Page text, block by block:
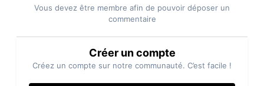
Vous devez être membre afin de pouvoir déposer un
commentaire
Créer un compte
Créez un compte sur notre communauté. C’est facile !